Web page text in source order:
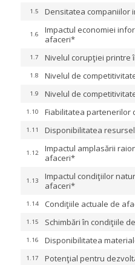
1.5 Densitatea companiilor
1.6
Impactul economiei
afaceri*
1.7 Nivelul corupţiei
1.8 Nivelul de
1.9 Nivelul de
1.10 Fiabilitatea partenerilor
1.11 Disponibilitatea
1.12
Impactul amplasării
afaceri*
1.13
Impactul condiţiilor
afaceri*
1.14 Condiţiile actuale de
1.15 Schimbări în condiţiile
1.16 Disponibilitatea
1.17 Potenţial pentru